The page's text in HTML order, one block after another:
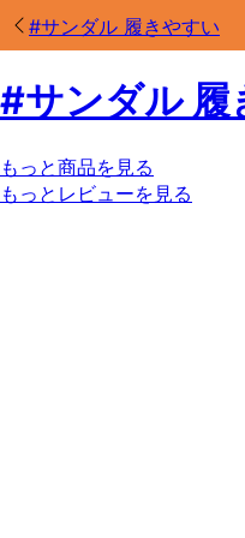
#サンダル 履きやすい
#サンダル 履
もっと商品を見る
もっとレビューを見る